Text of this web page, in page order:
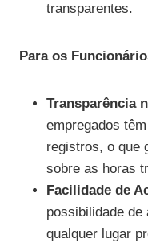
transparentes.
Para os
Transparência
empregados
registros, o que
sobre as horas
Facilidade de
possibilidade
qualquer lugar